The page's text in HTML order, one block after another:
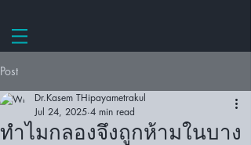
Post
ทำไมกลองจึงถูกห้ามในบาง
Dr.Kasem THipayametrakul
Jul 24, 2025 4 min read